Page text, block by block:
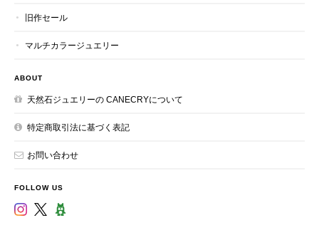
旧作セール
マルチカラージュエリー
ABOUT
天然石ジュエリーの CANECRYについて
特定商取引法に基づく表記
お問い合わせ
FOLLOW US